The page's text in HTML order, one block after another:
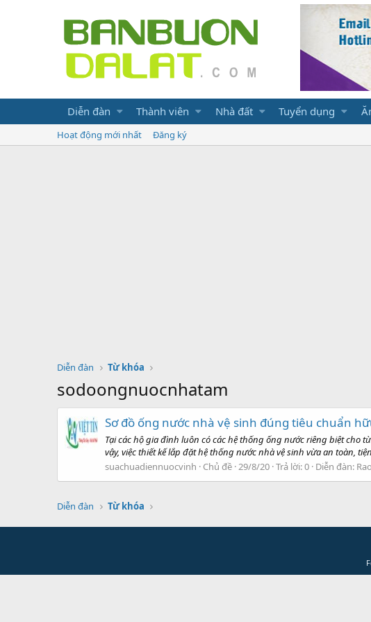
Diễn đàn Thành viên Nhà đất Tuyển dụng
Hoạt động mới nhất Đăng ký
Diễn đàn Từ khóa
sodoongnuocnhatam
Sơ đồ ống nước nhà vệ sinh đúng tiêu chuẩn
Tại các hộ gia đình luôn có các hệ thống ống nước riêng biệt cho
vậy, việc thiết kế lắp đặt hệ thống nước nhà vệ sinh vừa an toàn,
suachuadiennuocvinh
Chủ đề 29/8/20 Trả lời: 0 Diễn đàn:
Diễn đàn Từ khóa